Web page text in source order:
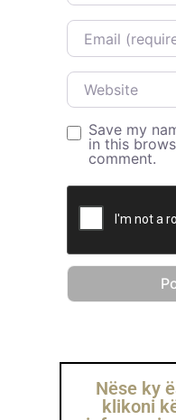
Email
Website
Save my
in this
comment.
Nëse ky
klikoni